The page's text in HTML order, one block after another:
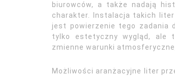
biurowców, a także nadają
charakter. Instalacja takich
jest powierzenie tego zadania
tylko estetyczny wygląd, ale
zmienne warunki
Możliwości aranżacyjne liter